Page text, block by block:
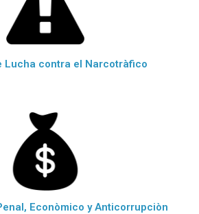
Lucha contra el Narcotràfico
Econòmico y Anticorrupciòn